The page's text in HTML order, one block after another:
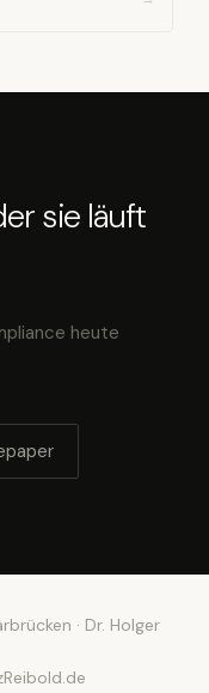
sie läuft
heute
· Dr. Holger
Reibold.de